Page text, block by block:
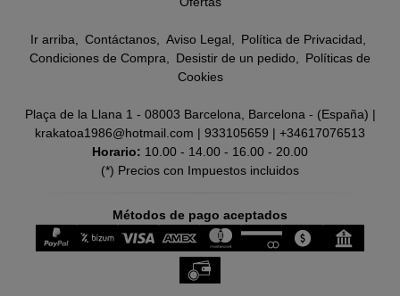
Ir arriba Contáctanos Aviso Legal
Política de Privacidad
Condiciones de Compra
Desistir de un pedido
Políticas de
Cookies
Plaça de la Llana 1 - 08003 Barcelona, Barcelona - (España) |
krakatoa1986@hotmail.com | 933105659 | +34617076513
Horario: 10.00 - 14.00 - 16.00 - 20.00
(*) Precios con Impuestos incluidos
Métodos de pago aceptados